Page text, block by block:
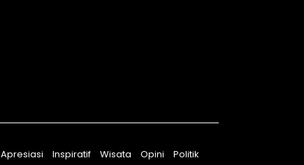
Apresiasi Inspiratif Wisata Opini
Politik